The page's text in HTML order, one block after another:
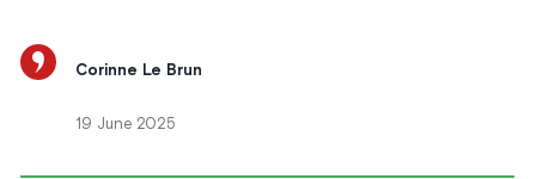
Corinne Le Brun
19 June 2025